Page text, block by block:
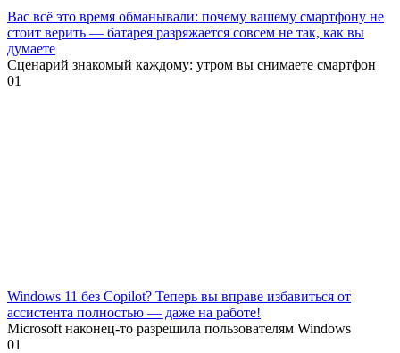
Вас всё это время обманывали: почему вашему смартфону не
стоит верить — батарея разряжается совсем не так, как вы
думаете
Сценарий знакомый каждому: утром вы снимаете смартфон
01
Windows 11 без Copilot? Теперь вы вправе избавиться от
ассистента полностью — даже на работе!
Microsoft наконец-то разрешила пользователям Windows
01